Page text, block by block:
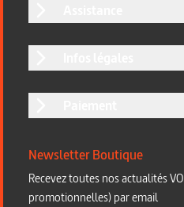
Newsletter Boutique
Recevez toutes nos actualités
promotionnelles) par email